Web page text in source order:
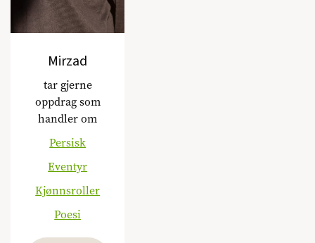
Mirzad
tar gjerne
oppdrag som
handler om
Persisk
Eventyr
Kjønnsroller
Poesi